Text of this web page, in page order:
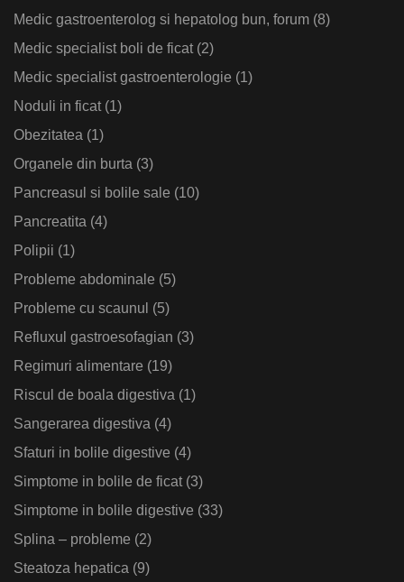
Medic gastroenterolog si hepatolog bun, forum (8)
Medic specialist boli de ficat(2)
Medic specialist gastroenterologie (1)
Noduli in ficat(1)
Obezitatea (1)
Organele din burta (3)
Pancreasul si bolile sale (10)
Pancreatita (4)
Polipii (1)
Probleme abdominale (5)
Probleme cu scaunul (5)
Refluxul gastroesofagian (3)
Regimuri alimentare (19)
Riscul de boala digestiva (1)
Sangerarea digestiva (4)
Sfaturi in bolile digestive (4)
Simptome in bolile de ficat(3)
Simptome in bolile digestive (33)
Splina – probleme (2)
Steatoza hepatica (9)